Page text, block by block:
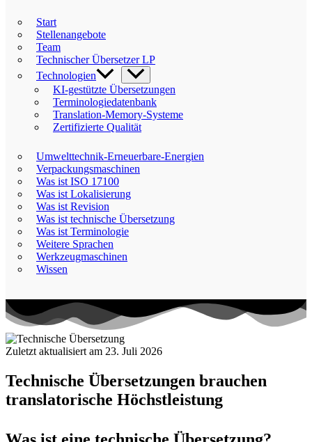
Start
Stellenangebote
Team
Technischer Übersetzer LP
Technologien
KI-gestützte Übersetzungen
Terminologiedatenbank
Translation-Memory-Systeme
Zertifizierte Qualität
Umwelttechnik-Erneuerbare-Energien
Verpackungsmaschinen
Was ist ISO 17100
Was ist Lokalisierung
Was ist Revision
Was ist technische Übersetzung
Was ist Terminologie
Weitere Sprachen
Werkzeugmaschinen
Wissen
Zuletzt aktualisiert am 23. Juli 2026
Technische Übersetzungen brauchen
translatorische Höchstleistung